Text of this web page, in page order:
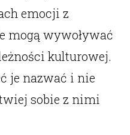
emocji z
mogą wywoływać
kulturowej.
je nazwać i nie
sobie z nimi